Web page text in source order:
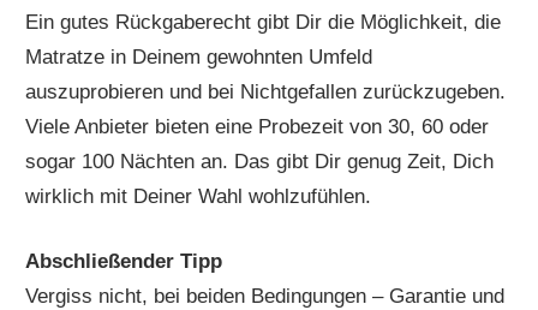
Ein gutes Rückgaberecht gibt Dir die Möglichkeit, die
Matratze in Deinem gewohnten Umfeld
auszuprobieren und bei Nichtgefallen zurückzugeben.
Viele Anbieter bieten eine Probezeit von 30, 60 oder
sogar 100 Nächten an. Das gibt Dir genug Zeit, Dich
wirklich mit Deiner Wahl wohlzufühlen.
Abschließender Tipp
Vergiss nicht, bei beiden Bedingungen – Garantie und